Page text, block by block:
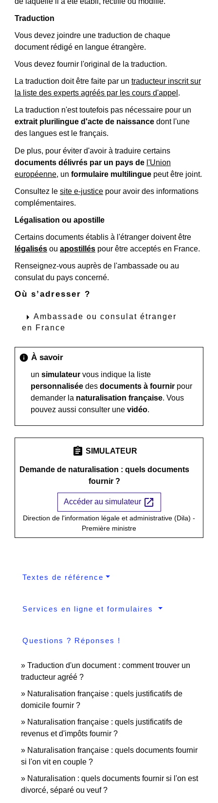
Traduction
Vous devez joindre une traduction de chaque
document rédigé en langue étrangère.
Vous devez fournir l'original de la traduction.
La traduction doit être faite par un traducteur inscrit sur
la liste des experts agréés par les cours d'appel .
La traduction n'est toutefois pas nécessaire pour un
extrait plurilingue d'acte de naissance dont l'une
des langues est le français.
De plus, pour éviter d'avoir à traduire certains
documents délivrés par un pays de l'Union
européenne, un formulaire multilingue peut être joint.
Consultez le site e-justice pour avoir des informations
complémentaires.
Légalisation ou apostille
Certains documents établis à l'étranger doivent être
légalisés ou apostillés pour être acceptés en France.
Renseignez-vous auprès de l'ambassade ou au
consulat du pays concerné.
Où s’adresser ?
arrow_right Ambassade ou consulat étranger
en France
info À savoir
un simulateur vous indique la liste
personnalisée des documents à fournir pour
demander la naturalisation française. Vous
pouvez aussi consulter une vidéo.
assignment SIMULATEUR
Demande de naturalisation : quels documents
fournir ?
Accéder au simulateur open_in_new
Direction de l'information légale et administrative (Dila) -
Première ministre
Textes de référence
Services en ligne et formulaires
Questions ? Réponses !
Traduction d'un document : comment trouver un
traducteur agréé ?
Naturalisation française : quels justificatifs de
domicile fournir ?
Naturalisation française : quels justificatifs de
revenus et d'impôts fournir ?
Naturalisation française : quels documents fournir
si l'on vit en couple ?
Naturalisation : quels documents fournir si l'on est
divorcé, séparé ou veuf ?